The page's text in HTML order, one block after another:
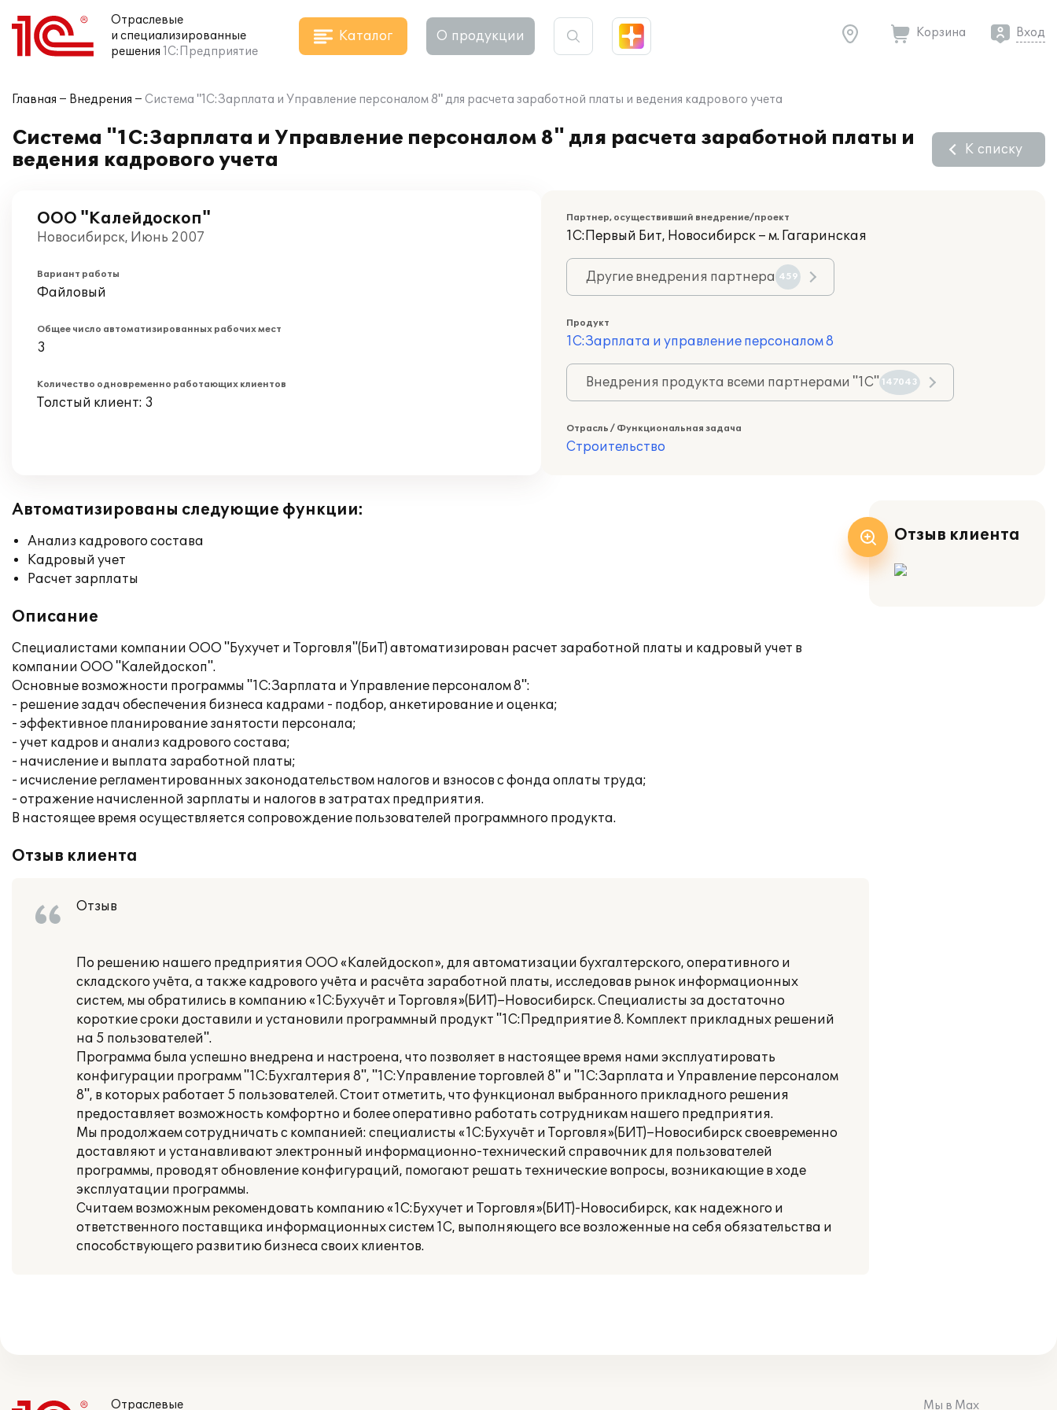
Отраслевые
и специализированные
решения 1С:Предприятие
Каталог О продукции Корзина Вход
Главная Внедрения Система "1С:Зарплата и Управление персоналом 8" для расчета заработной платы и ведения кадрового учета
Система "1С:Зарплата и Управление персоналом 8" для расчета заработной платы и
ведения кадрового учета
К списку
ООО "Калейдоскоп"
Новосибирск, Июнь 2007
Вариант работы
Файловый
Общее число автоматизированных рабочих мест
3
Количество одновременно работающих клиентов
Толстый клиент: 3
Партнер, осуществивший внедрение/проект
1С:Первый Бит, Новосибирск – м. Гагаринская
Другие внедрения партнера 459
Продукт
1С:Зарплата и управление персоналом 8
Внедрения продукта всеми партнерами "1С" 147043
Отрасль / Функциональная задача
Строительство
Автоматизированы следующие функции:
Анализ кадрового состава
Кадровый учет
Расчет зарплаты
Описание
Специалистами компании ООО "Бухучет и Торговля"(БиТ) автоматизирован расчет заработной платы и кадровый учет в
компании ООО "Калейдоскоп".
Основные возможности программы "1С:Зарплата и Управление персоналом 8":
- решение задач обеспечения бизнеса кадрами - подбор, анкетирование и оценка;
- эффективное планирование занятости персонала;
- учет кадров и анализ кадрового состава;
- начисление и выплата заработной платы;
- исчисление регламентированных законодательством налогов и взносов с фонда оплаты труда;
- отражение начисленной зарплаты и налогов в затратах предприятия.
В настоящее время осуществляется сопровождение пользователей программного продукта.
Отзыв клиента
Отзыв
По решению нашего предприятия ООО «Калейдоскоп», для автоматизации бухгалтерского, оперативного и
складского учёта, а также кадрового учёта и расчёта заработной платы, исследовав рынок информационных
систем, мы обратились в компанию «1С:Бухучёт и Торговля»(БИТ)–Новосибирск. Специалисты за достаточно
короткие сроки доставили и установили программный продукт "1С:Предприятие 8. Комплект прикладных решений
на 5 пользователей".
Программа была успешно внедрена и настроена, что позволяет в настоящее время нами эксплуатировать
конфигурации программ "1С:Бухгалтерия 8", "1С:Управление торговлей 8" и "1С:Зарплата и Управление персоналом
8", в которых работает 5 пользователей. Стоит отметить, что функционал выбранного прикладного решения
предоставляет возможность комфортно и более оперативно работать сотрудникам нашего предприятия.
Мы продолжаем сотрудничать с компанией: специалисты «1С:Бухучёт и Торговля»(БИТ)–Новосибирск своевременно
доставляют и устанавливают электронный информационно-технический справочник для пользователей
программы, проводят обновление конфигураций, помогают решать технические вопросы, возникающие в ходе
эксплуатации программы.
Считаем возможным рекомендовать компанию «1С:Бухучет и Торговля»(БИТ)-Новосибирск, как надежного и
ответственного поставщика информационных систем 1С, выполняющего все возложенные на себя обязательства и
способствующего развитию бизнеса своих клиентов.
Отзыв клиента
Отраслевые Мы в Max